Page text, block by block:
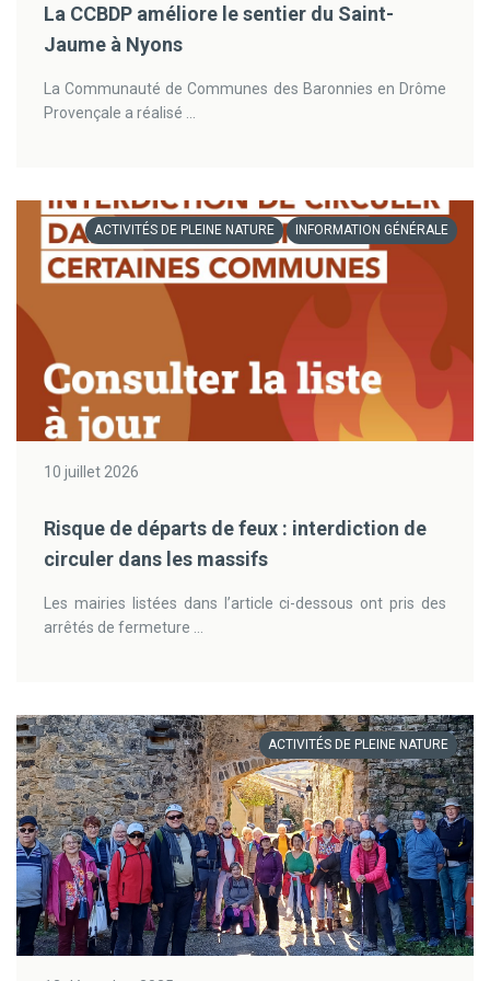
La CCBDP améliore le sentier du Saint-
Jaume à Nyons
La Communauté de Communes des Baronnies en Drôme
Provençale a réalisé ...
ACTIVITÉS DE PLEINE NATURE INFORMATION GÉNÉRALE
10 juillet 2026
Risque de départs de feux : interdiction de
circuler dans les massifs
Les mairies listées dans l’article ci-dessous ont pris des
arrêtés de fermeture ...
ACTIVITÉS DE PLEINE NATURE